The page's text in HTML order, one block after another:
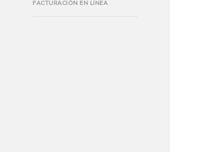
FACTURACIÓN EN LÍNEA